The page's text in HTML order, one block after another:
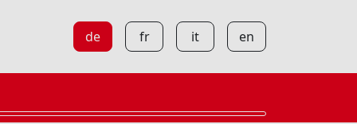
de fr it en